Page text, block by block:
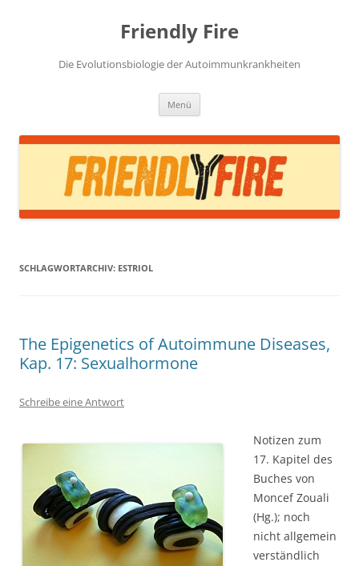
Friendly Fire
Die Evolutionsbiologie der Autoimmunkrankheiten
Menü
SCHLAGWORTARCHIV: ESTRIOL
The Epigenetics of Autoimmune Diseases,
Kap. 17: Sexualhormone
Schreibe eine Antwort
Notizen zum
17. Kapitel des
Buches von
Moncef Zouali
(Hg.); noch
nicht allgemein
verständlich